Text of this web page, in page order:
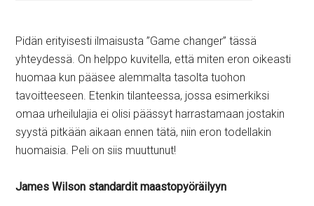
Pidän erityisesti ilmaisusta ”Game changer” tässä
yhteydessä. On helppo kuvitella, että miten eron oikeasti
huomaa kun pääsee alemmalta tasolta tuohon
tavoitteeseen. Etenkin tilanteessa, jossa esimerkiksi
omaa urheilulajia ei olisi päässyt harrastamaan jostakin
syystä pitkään aikaan ennen tätä, niin eron todellakin
huomaisia. Peli on siis muuttunut!
James Wilson standardit maastopyöräilyyn